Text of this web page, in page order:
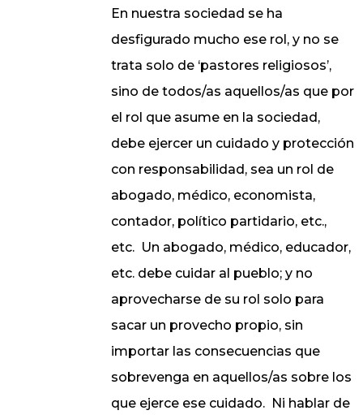
En nuestra sociedad se ha
desfigurado mucho ese rol, y no se
trata solo de ‘pastores religiosos’,
sino de todos/as aquellos/as que por
el rol que asume en la sociedad,
debe ejercer un cuidado y protección
con responsabilidad, sea un rol de
abogado, médico, economista,
contador, político partidario, etc.,
etc. Un abogado, médico, educador,
etc. debe cuidar al pueblo; y no
aprovecharse de su rol solo para
sacar un provecho propio, sin
importar las consecuencias que
sobrevenga en aquellos/as sobre los
que ejerce ese cuidado. Ni hablar de